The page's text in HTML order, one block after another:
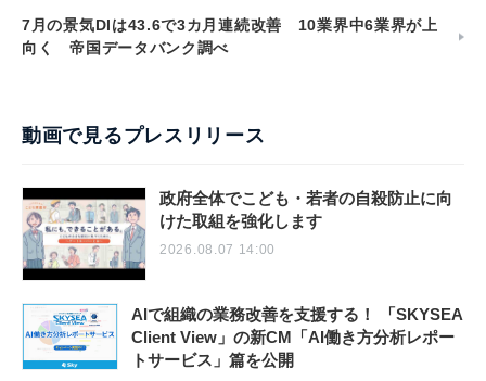
7月の景気DIは43.6で3カ月連続改善 10業界中6業界が上
向く 帝国データバンク調べ
動画で見るプレスリリース
政府全体でこども・若者の自殺防止に向
けた取組を強化します
2026.08.07 14:00
AIで組織の業務改善を支援する！ 「SKYSEA
Client View」の新CM「AI働き方分析レポー
トサービス」篇を公開